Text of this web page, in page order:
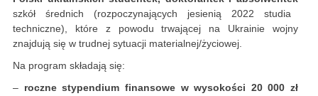
szkół średnich (rozpoczynających jesienią 2022 studia
techniczne), które z powodu trwającej na Ukrainie wojny
znajdują się w trudnej sytuacji materialnej/życiowej.
Na program składają się:
– roczne stypendium finansowe w wysokości 20 000 zł